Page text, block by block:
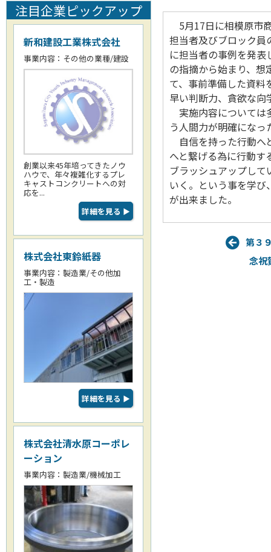
注目企業ピックアップ
新和建設工業株式会社
事業内容：その他の業種/建設
創業以来45年培ってきたノウ
ハウで、年々複雑化するプレ
キャストコンクリートへの対
応を...
詳細を見る ▶
株式会社東鈴紙器
事業内容：製造業/その他加
工・製造
詳細を見る ▶
株式会社清水原コーポレ
ーション
事業内容：製造業/機械加工
5月17日に相模原市
担当者及びブロック員
に担当者の事例を発
の指摘から始まり、
て、事前準備した資
早い判断力、貪欲な
実施内容については
う人間力が明確にな
自信を持った行動へ
へと繋げる為に行動
ブラッシュアップし
いく。という事を学
が出来ました。
第３
念祝